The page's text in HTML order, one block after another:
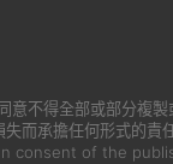
不得全部或部分複製
而承擔任何形式的責
of the